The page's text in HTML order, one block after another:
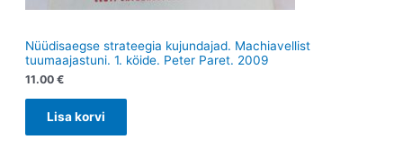
Nüüdisaegse strateegia kujundajad. Machiavellist
tuumaajastuni. 1. köide. Peter Paret. 2009
11.00 €
Lisa korvi